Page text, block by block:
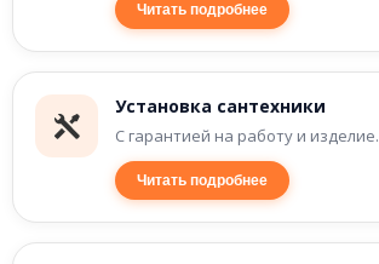
Читать подробнее
Установка сантехники
С гарантией на работу и изделие.
Читать подробнее